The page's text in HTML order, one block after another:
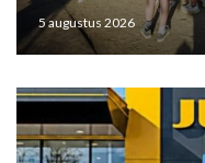
5 augustus 2026